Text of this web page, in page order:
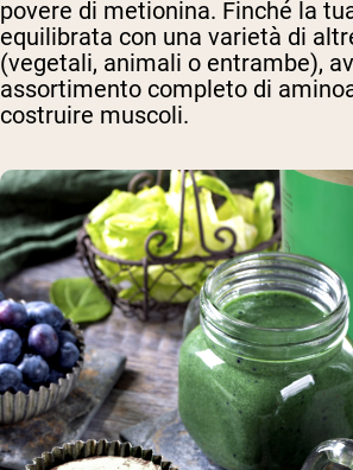
povere di metionina. Finché la
equilibrata con una varietà di
(vegetali, animali o entrambe),
assortimento completo di
costruire muscoli.